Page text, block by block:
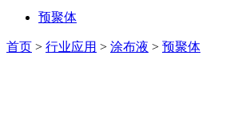
预聚体
首页 > 行业应用 > 涂布液 > 预聚体